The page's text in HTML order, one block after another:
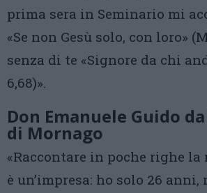
prima sera in Seminario mi
«Se non Gesù solo, con loro»
senza di te «Signore da chi
6,68)».
Don Emanuele Guido
di Mornago
«Raccontare in poche righe la
è un’impresa: ho solo 26 anni,